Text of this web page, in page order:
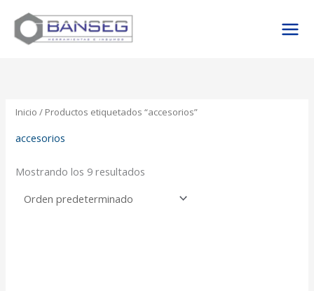
contenido
Inicio / Productos etiquetados “accesorios”
accesorios
Mostrando los 9 resultados